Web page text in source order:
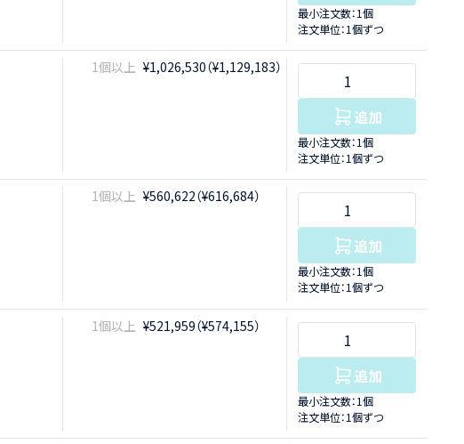
最小注文数：1個
注文単位：1個ずつ
1個以上 ¥1,026,530（¥1,129,183）
追加
最小注文数：1個
注文単位：1個ずつ
1個以上 ¥560,622（¥616,684）
追加
最小注文数：1個
注文単位：1個ずつ
1個以上 ¥521,959（¥574,155）
追加
最小注文数：1個
注文単位：1個ずつ